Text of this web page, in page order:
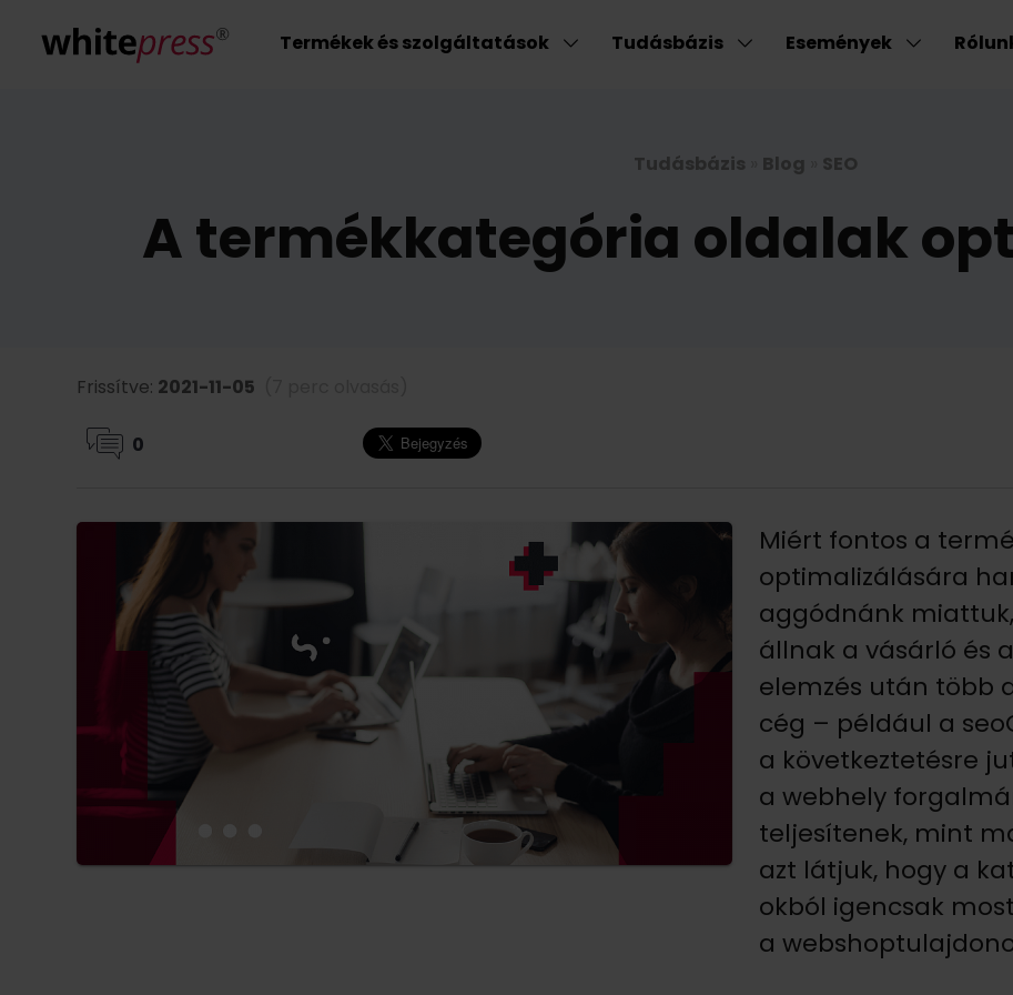
Termékek és szolgáltatások Tudásbázis Események
Tudásbázis Blog SEO
A termékkategória oldalak
Frissítve: 2021-11-05
0
Miért fontos a
optimalizálására
aggódnánk
állnak a vásárló és
elemzés után több
cég – például a
a következtetésre
a webhely
teljesítenek, mint
azt látjuk, hogy a
okból igencsak
a